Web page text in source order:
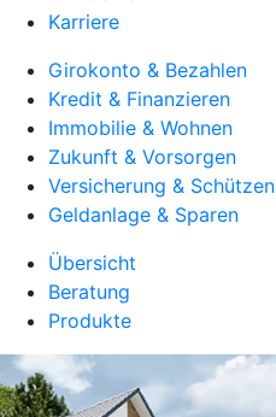
Karriere
Girokonto & Bezahlen
Kredit & Finanzieren
Immobilie & Wohnen
Zukunft & Vorsorgen
Versicherung & Schützen
Geldanlage & Sparen
Übersicht
Beratung
Produkte